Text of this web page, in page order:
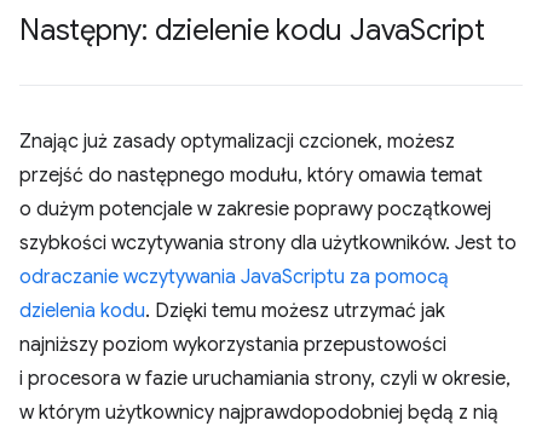
Następny: dzielenie kodu JavaScript
Znając już zasady optymalizacji czcionek, możesz
przejść do następnego modułu, który omawia temat
o dużym potencjale w zakresie poprawy początkowej
szybkości wczytywania strony dla użytkowników. Jest to
odraczanie wczytywania JavaScriptu za pomocą
dzielenia kodu. Dzięki temu możesz utrzymać jak
najniższy poziom wykorzystania przepustowości
i procesora w fazie uruchamiania strony, czyli w okresie,
w którym użytkownicy najprawdopodobniej będą z nią